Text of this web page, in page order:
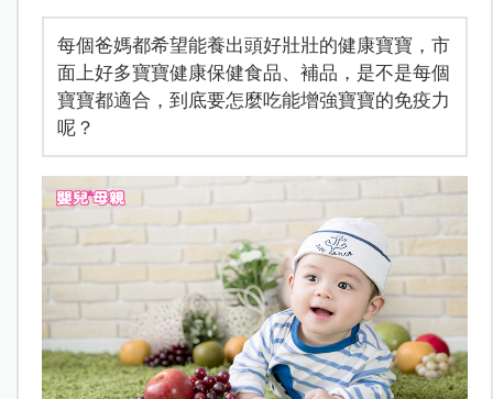
每個爸媽都希望能養出頭好壯壯的健康寶寶，市
面上好多寶寶健康保健食品、補品，是不是每個
寶寶都適合，到底要怎麼吃能增強寶寶的免疫力
呢？